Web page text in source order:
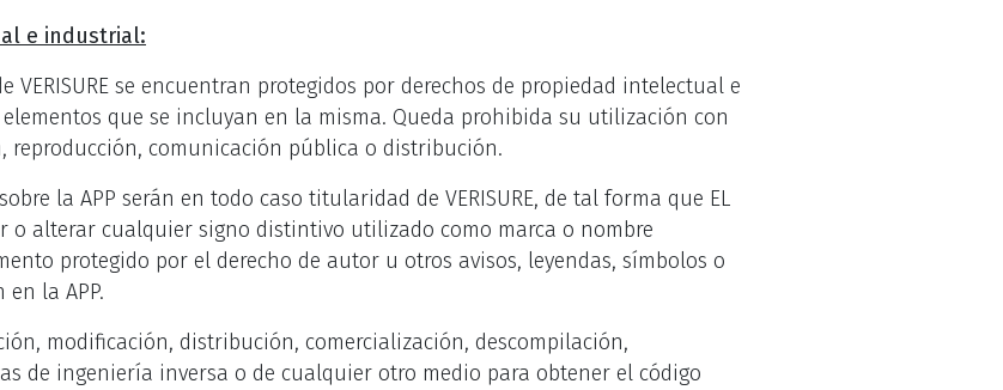
e industrial:
VERISURE se encuentran protegidos por derechos de propiedad intelectual e
que se incluyan en la misma. Queda prohibida su utilización con
reproducción, comunicación pública o distribución.
la APP serán en todo caso titularidad de VERISURE, de tal forma que EL
o alterar cualquier signo distintivo utilizado como marca o nombre
protegido por el derecho de autor u otros avisos, leyendas, símbolos o
en la APP.
modificación, distribución, comercialización, descompilación,
de ingeniería inversa o de cualquier otro medio para obtener el código